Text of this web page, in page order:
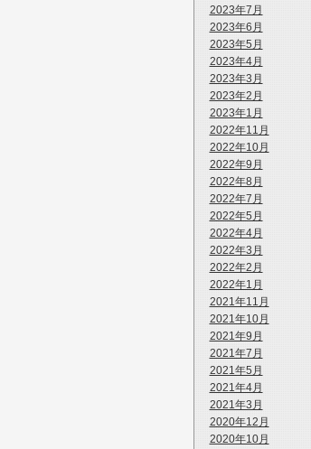
2023年7月
2023年6月
2023年5月
2023年4月
2023年3月
2023年2月
2023年1月
2022年11月
2022年10月
2022年9月
2022年8月
2022年7月
2022年5月
2022年4月
2022年3月
2022年2月
2022年1月
2021年11月
2021年10月
2021年9月
2021年7月
2021年5月
2021年4月
2021年3月
2020年12月
2020年10月